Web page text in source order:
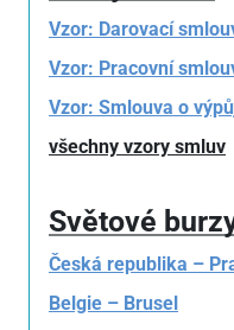
Vzor: Darovací
Vzor: Pracovní
Vzor: Smlouva o
všechny vzory smluv
Světové
Česká republika –
Belgie – Brusel